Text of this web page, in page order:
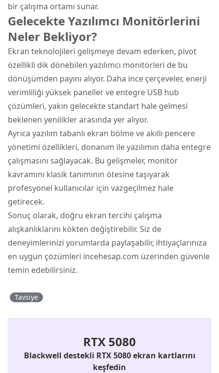
bir çalışma ortamı sunar.
Gelecekte Yazılımcı Monitörlerini
Neler Bekliyor?
Ekran teknolojileri gelişmeye devam ederken, pivot
özellikli dik dönebilen yazılımcı monitörleri de bu
dönüşümden payını alıyor. Daha ince çerçeveler, enerji
verimliliği yüksek paneller ve entegre USB hub
çözümleri, yakın gelecekte standart hale gelmesi
beklenen yenilikler arasında yer alıyor.
Ayrıca yazılım tabanlı ekran bölme ve akıllı pencere
yönetimi özellikleri, donanım ile yazılımın daha entegre
çalışmasını sağlayacak. Bu gelişmeler, monitör
kavramını klasik tanımının ötesine taşıyarak
profesyonel kullanıcılar için vazgeçilmez hale
getirecek.
Sonuç olarak, doğru ekran tercihi çalışma
alışkanlıklarını kökten değiştirebilir. Siz de
deneyimlerinizi yorumlarda paylaşabilir, ihtiyaçlarınıza
en uygun çözümleri incehesap.com üzerinden güvenle
temin edebilirsiniz.
Tavsiye
RTX 5080
Blackwell destekli RTX 5080 ekran kartlarını
keşfedin